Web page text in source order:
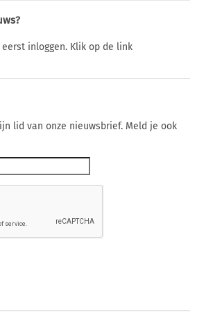
inloggen. Klik op de link
lid van onze nieuwsbrief. Meld je ook